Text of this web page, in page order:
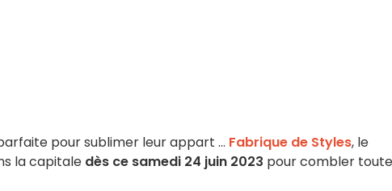
pour sublimer leur appart ... Fabrique de Styles, le
la capitale dès ce samedi 24 juin 2023 pour combler